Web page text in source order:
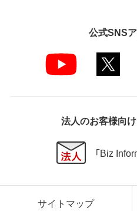
公式SNS
法人のお客様向
「Biz
サイトマップ